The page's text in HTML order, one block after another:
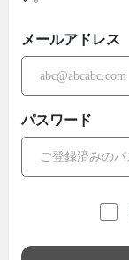
メールアドレス
パスワード